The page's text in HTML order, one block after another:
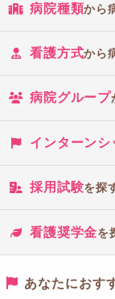
病院種類から
看護方式から
病院グループ
インターンシ
採用試験を探
看護奨学金を
あなたにおす